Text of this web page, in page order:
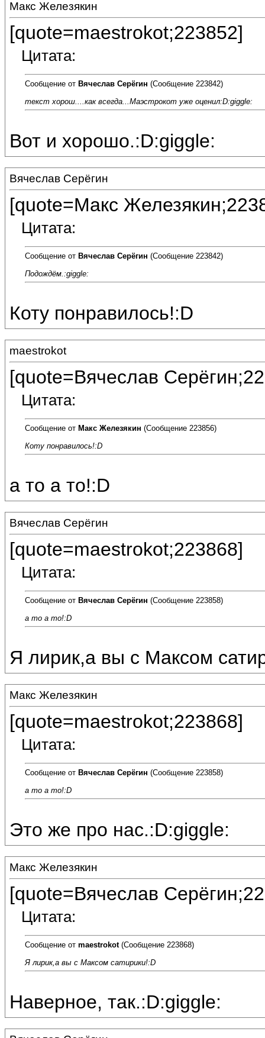
Макс Железякин
[quote=maestrokot;223852]
Цитата:
Сообщение от Вячеслав Серёгин (Сообщение 223842)
текст хорош....как всегда...Маэстрокот уже оценил:D:giggle:
Вот и хорошо.:D:giggle:
Вячеслав Серёгин
[quote=Макс
Цитата:
Сообщение от Вячеслав Серёгин (Сообщение 223842)
Подождём.:giggle:
Коту понравилось!:D
maestrokot
[quote=Вячеслав
Цитата:
Сообщение от Макс Железякин (Сообщение 223856)
Коту понравилось!:D
а то а то!:D
Вячеслав Серёгин
[quote=maestrokot;223868]
Цитата:
Сообщение от Вячеслав Серёгин (Сообщение 223858)
а то а то!:D
Я лирик,а вы с Максом
Макс Железякин
[quote=maestrokot;223868]
Цитата:
Сообщение от Вячеслав Серёгин (Сообщение 223858)
а то а то!:D
Это же про нас.:D:giggle:
Макс Железякин
[quote=Вячеслав
Цитата:
Сообщение от maestrokot(Сообщение 223868)
Я лирик,а вы с Максом сатирики!:D
Наверное, так.:D:giggle: